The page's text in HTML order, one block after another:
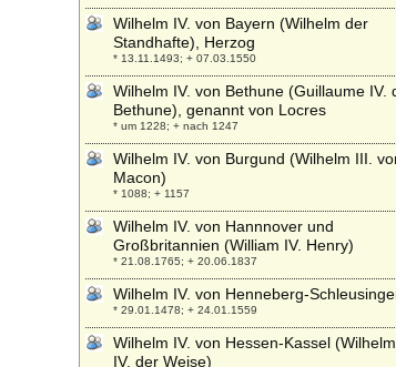
Wilhelm IV. von Bayern (Wilhelm der
Standhafte), Herzog
* 13.11.1493; + 07.03.1550
Wilhelm IV. von Bethune (Guillaume IV.
Bethune), genannt von Locres
* um 1228; + nach 1247
Wilhelm IV. von Burgund (Wilhelm III.
Macon)
* 1088; + 1157
Wilhelm IV. von Hannnover und
Großbritannien (William IV. Henry)
* 21.08.1765; + 20.06.1837
Wilhelm IV. von Henneberg-
* 29.01.1478; + 24.01.1559
Wilhelm IV. von Hessen-Kassel (Wilhelm
IV. der Weise)